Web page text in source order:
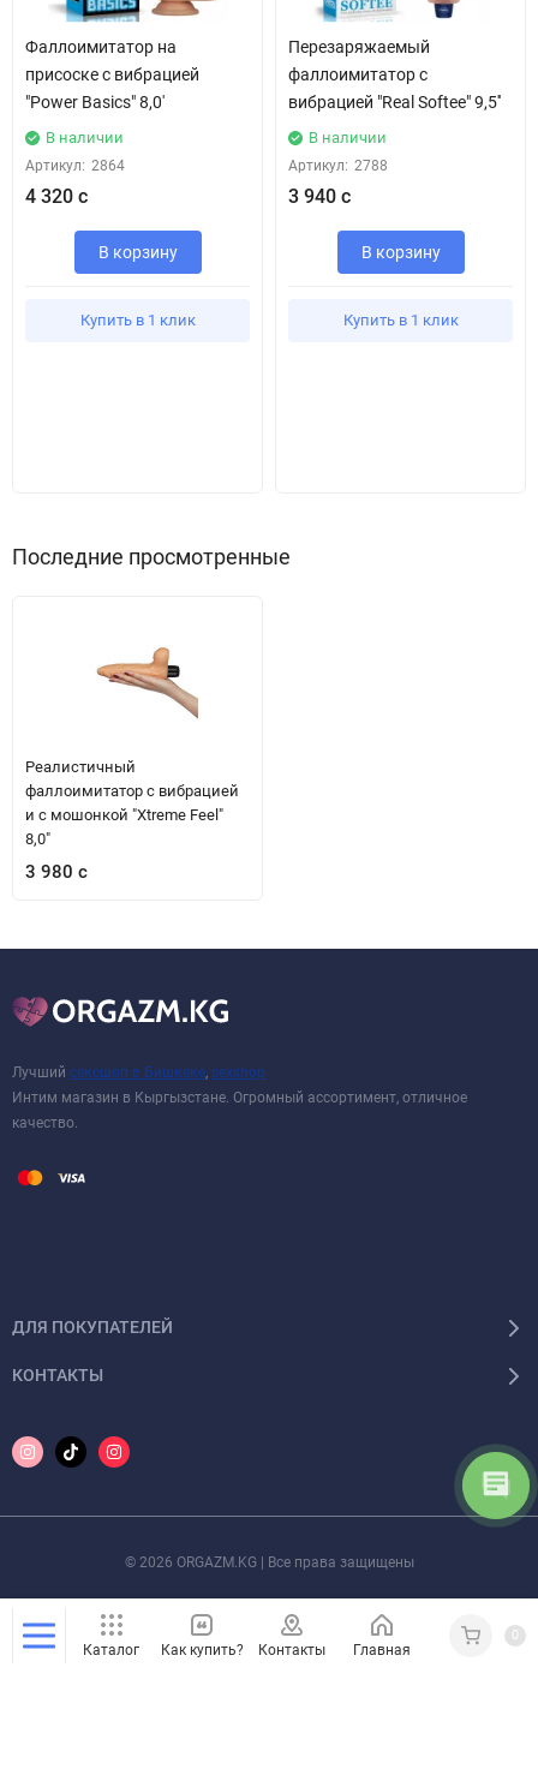
Фаллоимитатор на
присоске с вибрацией
"Power Basics" 8,0'
В наличии
Артикул: 2864
4 320 с
В корзину
Купить в 1 клик
Перезаряжаемый
фаллоимитатор с
вибрацией "Real Softee" 9,5''
В наличии
Артикул: 2788
3 940 с
В корзину
Купить в 1 клик
Последние просмотренные
Реалистичный
фаллоимитатор с вибрацией
и с мошонкой "Xtreme Feel"
8,0"
3 980 с
Лучший сексшоп в Бишкеке, sexshop
Интим магазин в Кыргызстане. Огромный ассортимент, отличное
качество.
ДЛЯ ПОКУПАТЕЛЕЙ
КОНТАКТЫ
© 2026 ORGAZM.KG | Все права защищены
Каталог Как купить? Контакты Главная Кабинет
0